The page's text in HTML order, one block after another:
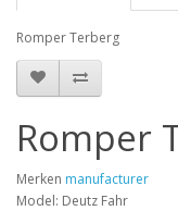
Romper Terberg
Romper
Merken manufacturer
Model: Deutz Fahr